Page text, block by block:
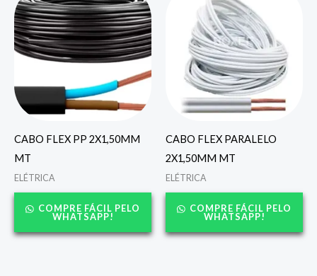
CABO FLEX PP 2X1,50MM
MT
ELÉTRICA
COMPRE FÁCIL PELO
WHATSAPP!
CABO FLEX PARALELO
2X1,50MM MT
ELÉTRICA
COMPRE FÁCIL PELO
WHATSAPP!